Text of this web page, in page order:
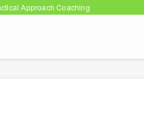
Approach Coaching